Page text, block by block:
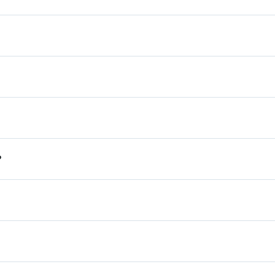
intermedia.
minuti per tutti gli altri). Nessun costo extra o sorprese.
ti aspetterà in area arrivi con un cartello con il tuo
orari preferiti.
Non ti verranno addebitati costi per il ritardo.